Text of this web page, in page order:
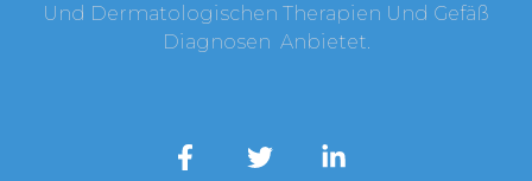
Und Dermatologischen Therapien Und Gefäß
Diagnosen Anbietet.